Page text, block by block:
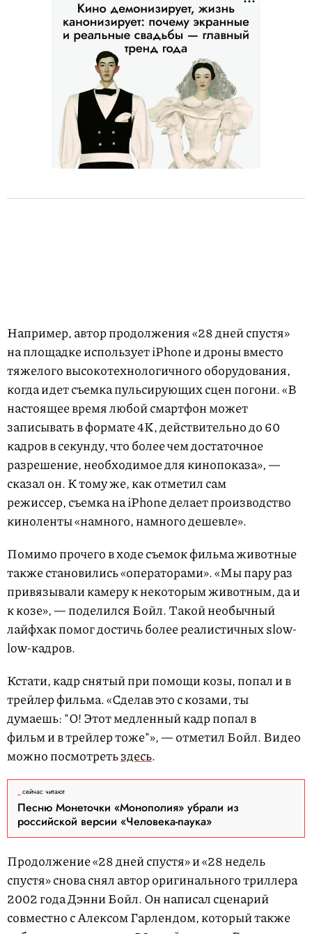
Например, автор продолжения «28 дней спустя»
на площадке использует iPhone и дроны вместо
тяжелого высокотехнологичного оборудования,
когда идет съемка пульсирующих сцен погони. «В
настоящее время любой смартфон может
записывать в формате 4K, действительно до 60
кадров в секунду, что более чем достаточное
разрешение, необходимое для кинопоказа», —
сказал он. К тому же, как отметил сам
режиссер, съемка на iPhone делает производство
киноленты «намного, намного дешевле».
Помимо прочего в ходе съемок фильма животные
также становились «операторами». «Мы пару раз
привязывали камеру к некоторым животным, да и
к козе», — поделился Бойл. Такой необычный
лайфхак помог достичь более реалистичных slow-
low-кадров.
Кстати, кадр снятый при помощи козы, попал и в
трейлер фильма. «Сделав это с козами, ты
думаешь: "О! Этот медленный кадр попал в
фильм и в трейлер тоже"», — отметил Бойл. Видео
можно посмотретьздесь.
сейчас читают
Песню Монеточки «Монополия» убрали из
российской версии «Человека-паука»
Продолжение «28 дней спустя» и «28 недель
спустя» снова снял автор оригинального триллера
2002 года Дэнни Бойл. Он написал сценарий
совместно с Алексом Гарлендом, который также